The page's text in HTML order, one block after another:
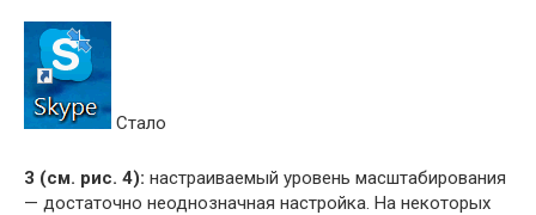
Стало
3 (см. рис. 4): настраиваемый уровень масштабирования
— достаточно неоднозначная настройка. На некоторых